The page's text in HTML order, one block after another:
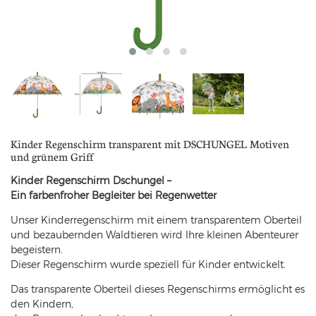
Kinder Regenschirm transparent mit DSCHUNGEL Motiven
und grünem Griff
Kinder Regenschirm Dschungel –
Ein farbenfroher Begleiter bei Regenwetter
Unser Kinderregenschirm mit einem transparentem Oberteil
und bezaubernden Waldtieren wird Ihre kleinen Abenteurer
begeistern.
Dieser Regenschirm wurde speziell für Kinder entwickelt.
Das transparente Oberteil dieses Regenschirms ermöglicht es
den Kindern,